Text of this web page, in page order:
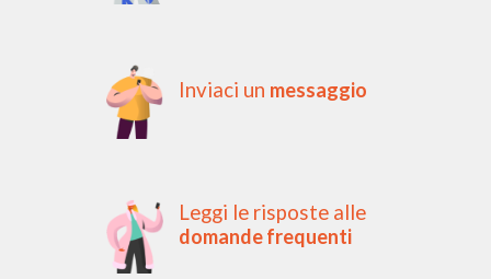
Inviaci un messaggio
Leggi le risposte alle
domande frequenti